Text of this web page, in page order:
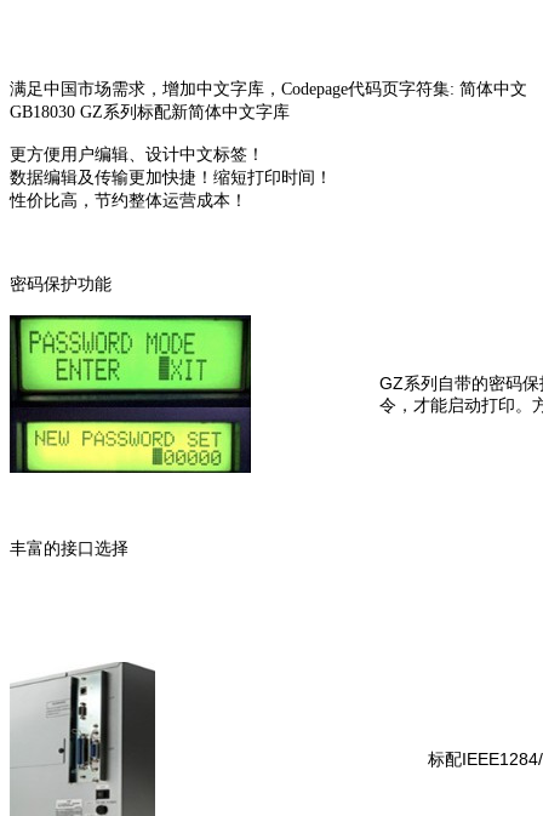
满足中国市场需求，增加中文字库，Codepage代码页字符集: 简体中文
GB18030 GZ系列标配新简体中文字库
更方便用户编辑、设计中文标签！
数据编辑及传输更加快捷！缩短打印时间！
性价比高，节约整体运营成本！
密码保护功能
GZ系列自带的密码保
令，才能启动打印
丰富的接口选择
标配